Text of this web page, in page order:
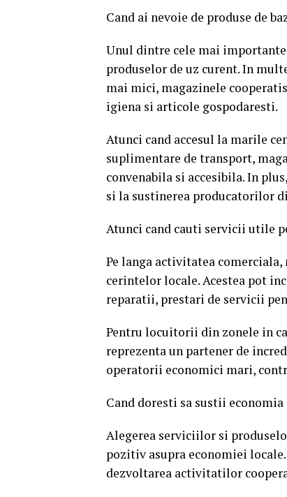
Cand ai nevoie de produse de
Unul dintre cele mai
produselor de uz curent. In
mai mici, magazinele
igiena si articole gospodaresti.
Atunci cand accesul la marile
suplimentare de transport,
convenabila si accesibila. In
si la sustinerea producatorilor
Atunci cand cauti servicii utile
Pe langa activitatea
cerintelor locale. Acestea pot
reparatii, prestari de servicii
Pentru locuitorii din zonele in
reprezenta un partener de
operatorii economici mari,
Cand doresti sa sustii
Alegerea serviciilor si
pozitiv asupra economiei
dezvoltarea activitatilor